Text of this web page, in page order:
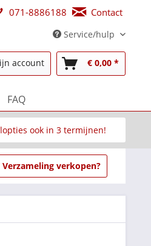
071-8886188 Contact
Service/hulp
account € 0,00 *
FAQ
ook in 3 termijnen!
(veilig via SSL)
Verzameling verkopen?